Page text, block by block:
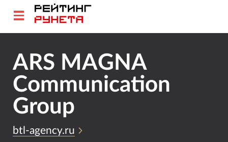
ARS MAGNA
Communication
Group
btl-agency.ru